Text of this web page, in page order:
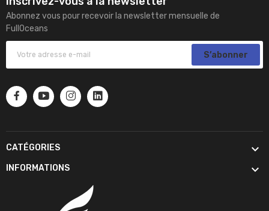
Abonnez vous pour recevoir la newsletter mensuelle de
FullOceans
S’abonner
CATÉGORIES 
INFORMATIONS 